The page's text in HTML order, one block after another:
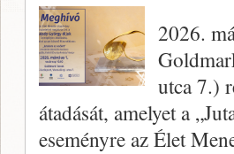
2026.
utca 7.)
átadását, amelyet a
eseményre az Élet